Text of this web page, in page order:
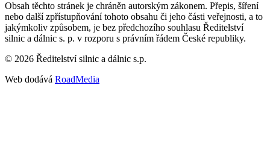
Obsah těchto stránek je chráněn autorským zákonem. Přepis, šíření
nebo další zpřístupňování tohoto obsahu či jeho části veřejnosti, a to
jakýmkoliv způsobem, je bez předchozího souhlasu Ředitelství
silnic a dálnic s. p. v rozporu s právním řádem České republiky.
© 2026 Ředitelství silnic a dálnic s.p.
Web dodává RoadMedia